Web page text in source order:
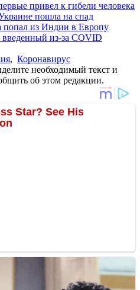
привел к гибели человека
пошла на спад
попал из Индии в Европу
из-за COVID
, Коронавирус
необходимый текст и
об этом редакции.